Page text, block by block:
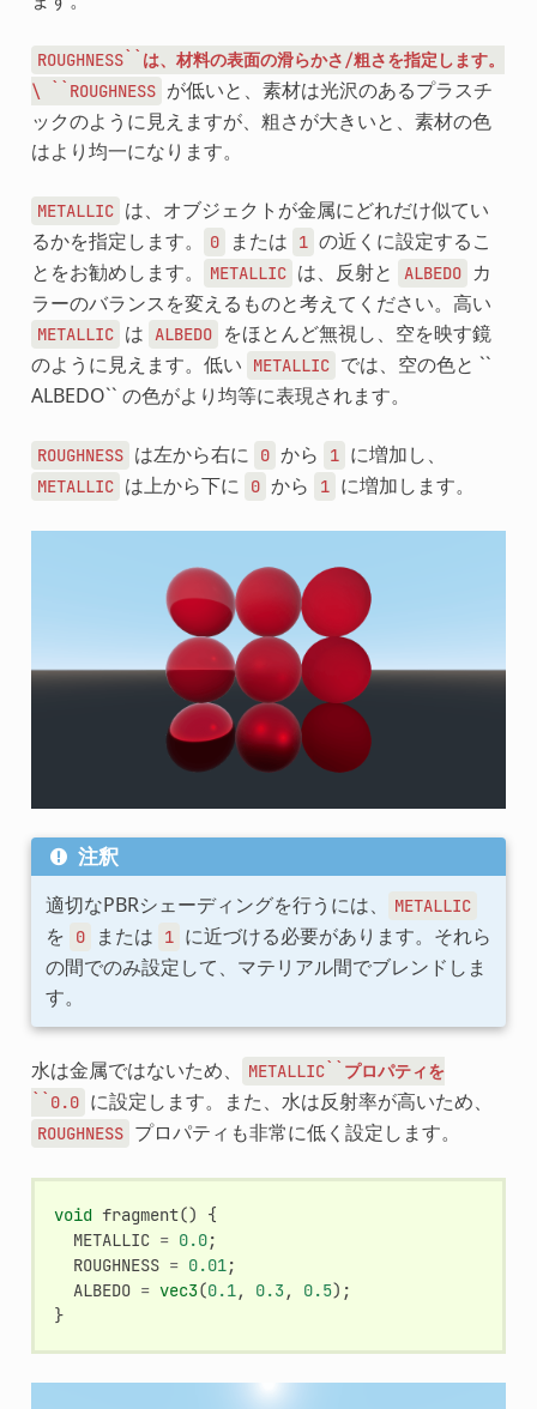
ROUGHNESS``は、材料の表面の滑らかさ/粗さを指定します。
\
``ROUGHNESS が低いと、素材は光沢のあるプラスチ
ックのように見えますが、粗さが大きいと、素材の色
はより均一になります。
METALLIC は、オブジェクトが金属にどれだけ似てい
るかを指定します。
0 または 1 の近くに設定するこ
とをお勧めします。
METALLIC は、反射と ALBEDO
カ
ラーのバランスを変えるものと考えてください。高い
METALLIC は ALBEDO
をほとんど無視し、空を映す鏡
のように見えます。低い
METALLIC では、空の色と ``
ALBEDO`` の色がより均等に表現されます。
ROUGHNESS は左から右に 0 から 1 に増加し、
METALLIC は上から下に 0 から 1 に増加します。
注釈
適切なPBRシェーディングを行うには、 METALLIC
を 0 または 1 に近づける必要があります。それら
の間でのみ設定して、マテリアル間でブレンドしま
す。
水は金属ではないため、
METALLIC``プロパティを
``0.0 に設定します。また、水は反射率が高いため、
ROUGHNESS プロパティも非常に低く設定します。
void fragment()
{
METALLIC = 0.0;
ROUGHNESS = 0.01;
ALBEDO = vec3(0.1, 0.3, 0.5);
}